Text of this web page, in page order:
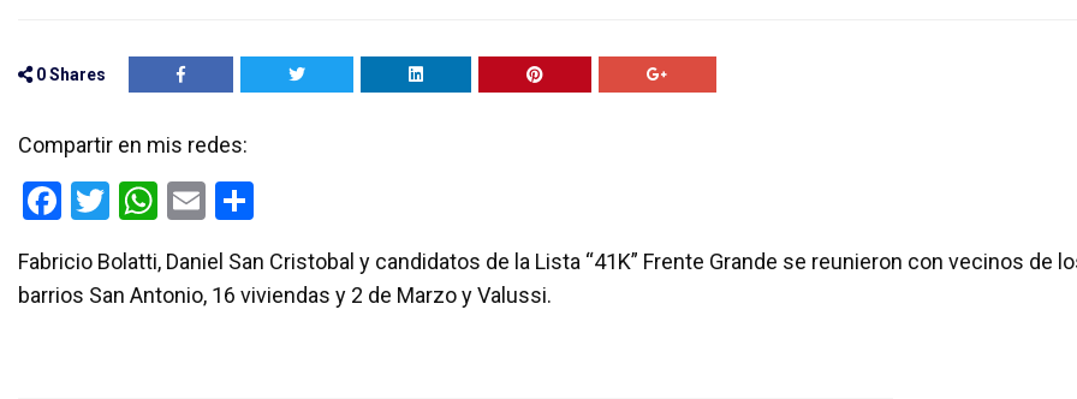
0Shares
Compartir en mis redes:
F
ce
b
T
tt
er
W
at
s
E
ail m
p
Fabricio Bolatti, Daniel San Cristobal y candidatos de la Lista “41K” Frente Grande se reunieron con vecinos de
barrios San Antonio, 16 viviendas y 2 de Marzo y Valussi.